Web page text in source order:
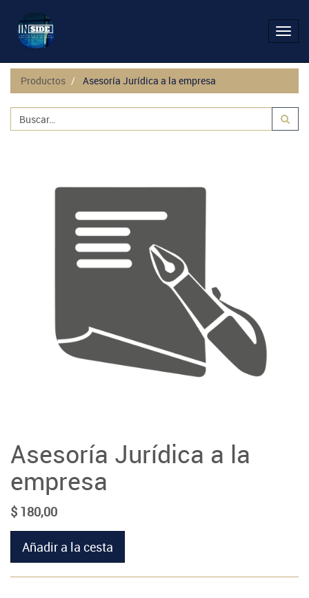
Productos Asesoría Jurídica a la empresa
Asesoría Jurídica a la
empresa
$ 180,00
Añadir a la cesta